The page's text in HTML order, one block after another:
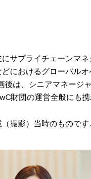
サプライチェーンマ
におけるグローバル
は、シニアマネージ
財団の運営全般にも携
撮影）当時のものです